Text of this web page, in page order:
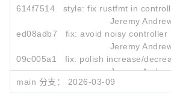
614f7514
style: fix rustfmt in
Jeremy
ed08adb7
fix: avoid noisy
Jeremy
09c005a1
fix: polish increase/
Jeremy
main 分支：
2026-03-09